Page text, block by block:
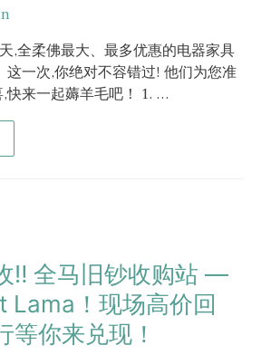
,全柔佛最大、最多优惠的电器家具
这一次,你绝对不容错过! 他们为您准
快来一起薅羊毛吧！ 1. …
‼️ 全马旧钞收购站 —
Lama！现场高价回
等你来兑现！